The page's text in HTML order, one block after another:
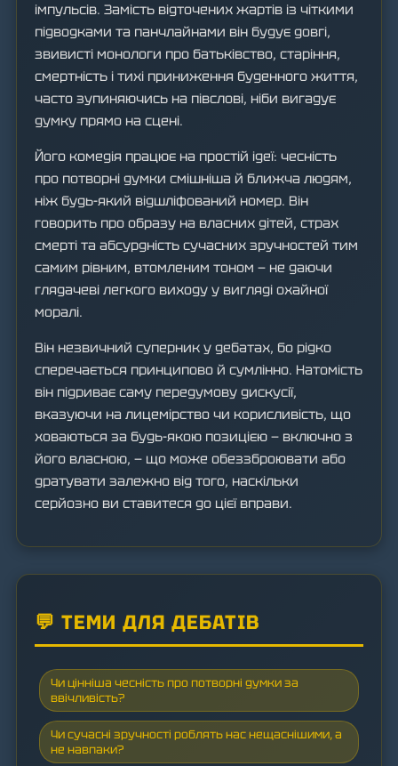
імпульсів. Замість відточених жартів із чіткими
підводками та панчлайнами він будує довгі,
звивисті монологи про батьківство, старіння,
смертність і тихі приниження буденного життя,
часто зупиняючись на півслові, ніби вигадує
думку прямо на сцені.
Його комедія працює на простій ідеї: чесність
про потворні думки смішніша й ближча людям,
ніж будь-який відшліфований номер. Він
говорить про образу на власних дітей, страх
смерті та абсурдність сучасних зручностей тим
самим рівним, втомленим тоном — не даючи
глядачеві легкого виходу у вигляді охайної
моралі.
Він незвичний суперник у дебатах, бо рідко
сперечається принципово й сумлінно. Натомість
він підриває саму передумову дискусії,
вказуючи на лицемірство чи корисливість, що
ховаються за будь-якою позицією — включно з
його власною, — що може обеззброювати або
дратувати залежно від того, наскільки
серйозно ви ставитеся до цієї вправи.
💬 ТЕМИ ДЛЯ ДЕБАТІВ
Чи цінніша чесність про потворні думки за
ввічливість?
Чи сучасні зручності роблять нас нещаснішими, а
не навпаки?